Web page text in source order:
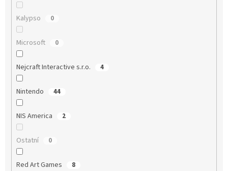
Kalypso 0
Microsoft 0
Nejcraft Interactive s.r.o. 4
Nintendo 44
NIS America 2
Ostatní 0
Red Art Games 8